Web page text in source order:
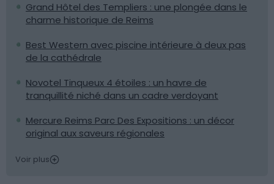
Grand Hôtel des Templiers : une plongée dans le
charme historique de Reims
Best Western avec piscine intérieure à deux pas
de la cathédrale
Novotel Tinqueux 4 étoiles : un havre de
tranquillité niché dans un cadre verdoyant
Mercure Reims Parc Des Expositions : un décor
original aux saveurs régionales
Voir plus